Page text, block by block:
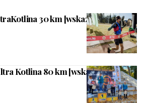
30 km [wskazówki przed
Kotlina 80 km [wskazówki przed